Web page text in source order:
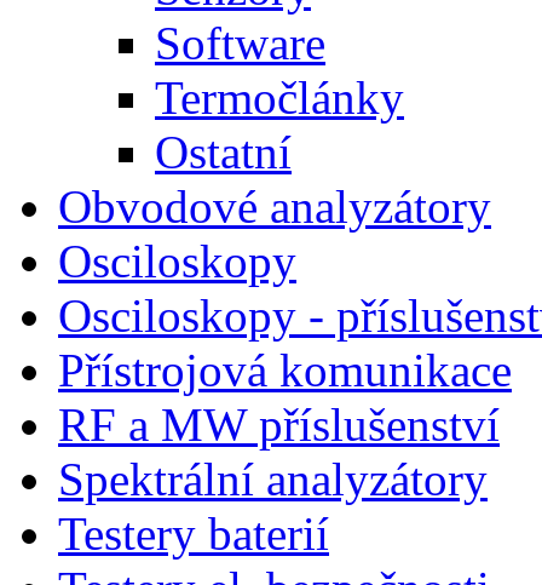
Software
Termočlánky
Ostatní
Obvodové analyzátory
Osciloskopy
Osciloskopy -
Přístrojová komunikace
RF a MW příslušenství
Spektrální analyzátory
Testery baterií